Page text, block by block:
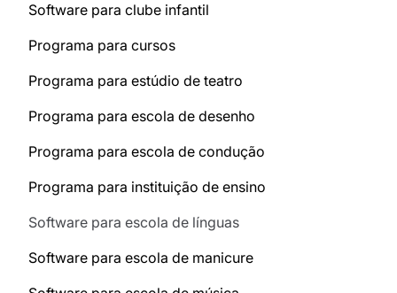
Software para clube infantil
Programa para cursos
Programa para estúdio de teatro
Programa para escola de desenho
Programa para escola de condução
Programa para instituição de ensino
Software para escola de línguas
Software para escola de manicure